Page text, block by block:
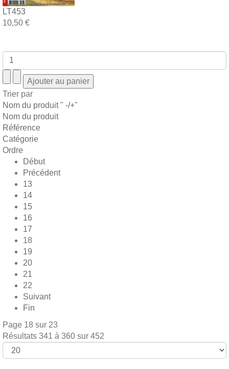
LT453
10,50 €
Trier par
Nom du produit " -/+"
Nom du produit
Référence
Catégorie
Ordre
Début
Précédent
13
14
15
16
17
18
19
20
21
22
Suivant
Fin
Page 18 sur 23
Résultats 341 à 360 sur 452